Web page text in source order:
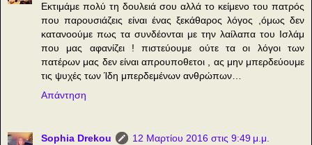
Εκτιμάμε πολύ τη δουλειά σου αλλά το κείμενο του πατρός
που παρουσιάζεις είναι ένας ξεκάθαρος λόγος ,όμως δεν
κατανοούμε πως τα συνδέονται με την λαίλαπα του Ισλάμ
που μας αφανίζει ! πιστεύουμε ούτε τα οι λόγοι των
πατέρων μας δεν είναι απρουποθετοι , ας μην μπερδεύουμε
τις ψυχές των Ίδη μπερδεμένων ανθρώπων…
Απάντηση
Sophia Drekou
12 Μαρτίου 2016 στις 9:49 μ.μ.